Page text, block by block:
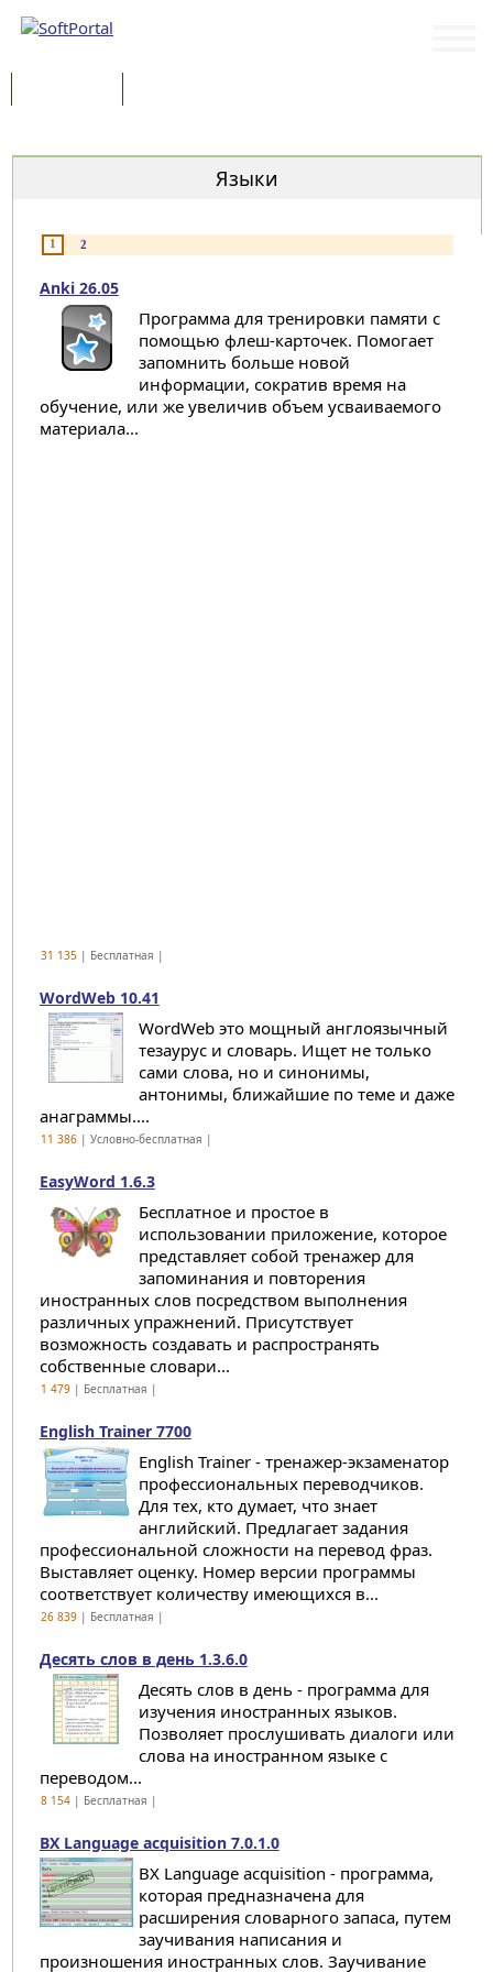
Языки
1 2
Anki 26.05
Программа для тренировки памяти с
помощью флеш-карточек. Помогает
запомнить больше новой
информации, сократив время на
обучение, или же увеличив объем усваиваемого
материала...
31 135| Бесплатная |
WordWeb 10.41
WordWeb это мощный англоязычный
тезаурус и словарь. Ищет не только
сами слова, но и синонимы,
антонимы, ближайшие по теме и даже
анаграммы....
11 386| Условно-бесплатная |
EasyWord 1.6.3
Бесплатное и простое в
использовании приложение, которое
представляет собой тренажер для
запоминания и повторения
иностранных слов посредством выполнения
различных упражнений. Присутствует
возможность создавать и распространять
собственные словари...
1 479| Бесплатная |
English Trainer 7700
English Trainer - тренажер-экзаменатор
профессиональных переводчиков.
Для тех, кто думает, что знает
английский. Предлагает задания
профессиональной сложности на перевод фраз.
Выставляет оценку. Номер версии программы
соответствует количеству имеющихся в...
26 839| Бесплатная |
Десять слов в день 1.3.6.0
Десять слов в день - программа для
изучения иностранных языков.
Позволяет прослушивать диалоги или
слова на иностранном языке с
переводом...
8 154| Бесплатная |
BX Language acquisition 7.0.1.0
BX Language acquisition - программа,
которая предназначена для
расширения словарного запаса, путем
заучивания написания и
произношения иностранных слов. Заучивание